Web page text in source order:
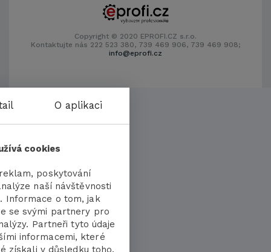
Copyright © 2020 EPROFI.CZ s.r.o.
Kontaktujte nás 222 523 380, 739 469 906, 739 469 908;
info@eprofi.cz